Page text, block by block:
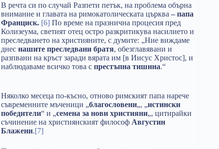
В речта си по случай Разпети петък, на проблема обърна
внимание и главата на римокатолическата църква – папа
Франциск. [6] По време на празнична процесия пред
Колизеума, светият отец остро разкритикува насилието и
преследването на християните, с думите: „Ние виждаме
днес нашите преследвани братя, обезглавявани и
разпвани на кръст заради вярата им [в Иисус Христос], и
наблюдаваме всичко това с престъпна тишина.“
Няколко месеца по-късно, отново римският папа нарече
съвременните мъченици „благословени„, „истински
победители“ и „семена за нови християни„, цитирайки
съчинение на християнският философ Августин
Блажени.[7]